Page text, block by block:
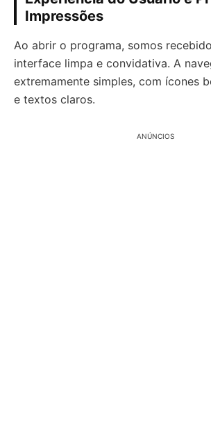
Impressões
Ao abrir o programa, somos
interface limpa e convidativa. A
extremamente simples, com ícones
e textos claros.
ANÚNCIOS